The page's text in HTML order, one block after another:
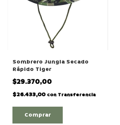
Sombrero Jungla Secado
Rápido Tiger
$29.370,00
$26.433,00 con Transferencia
Comprar